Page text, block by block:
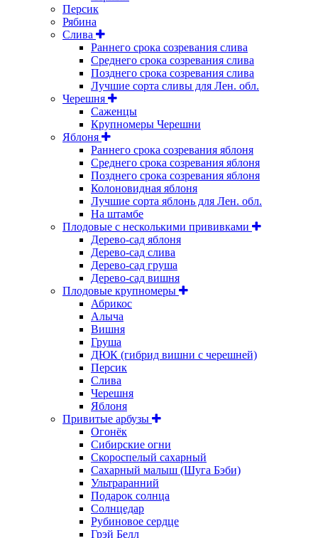
Персик
Рябина
Слива
Раннего срока созревания слива
Среднего срока созревания слива
Позднего срока созревания слива
Лучшие сорта сливы для Лен. обл.
Черешня
Саженцы
Крупномеры Черешни
Яблоня
Раннего срока созревания яблоня
Среднего срока созревания яблоня
Позднего срока созревания яблоня
Колоновидная яблоня
Лучшие сорта яблонь для Лен. обл.
На штамбе
Плодовые с несколькими прививками
Дерево-сад яблоня
Дерево-сад слива
Дерево-сад груша
Дерево-сад вишня
Плодовые крупномеры
Абрикос
Алыча
Вишня
Груша
ДЮК (гибрид вишни с черешней)
Персик
Слива
Черешня
Яблоня
Привитые арбузы
Огонёк
Сибирские огни
Скороспелый сахарный
Сахарный малыш (Шуга Бэби)
Ультраранний
Подарок солнца
Солнцедар
Рубиновое сердце
Грэй Белл